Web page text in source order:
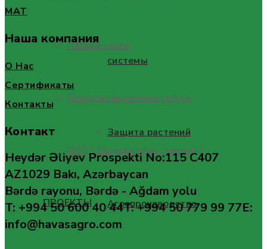
Лаборатория
Консультационные услуги
МАТ ( Модерн агро тренинг )
ПРОЕКТЫ
системы
Защита растений
Агропроизводство
MAT
Наша компания
О Нас
Сертификаты
Контакты
Контакт
Heydər Əliyev Prospekti No:115 C407
AZ1029 Bakı, Azərbaycan
Bərdə rayonu, Bərdə - Ağdam yolu
T: +994 50 600 40 44T: +994 50 779 99 77E:
info@havasagro.com